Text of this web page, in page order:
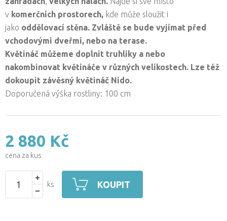
v komerčních prostorech, kde může sloužit i
jako oddělovací stěna. Zvláště se bude vyjímat před
vchodovými dveřmi, nebo na terase.
Květináč můžeme doplnit truhlíky a nebo
nakombinovat květináče v různých velikostech. Lze též
dokoupit závěsný květináč Nido.
Doporučená výška rostliny: 100 cm
2 880 Kč
cena za kus
ks KOUPIT